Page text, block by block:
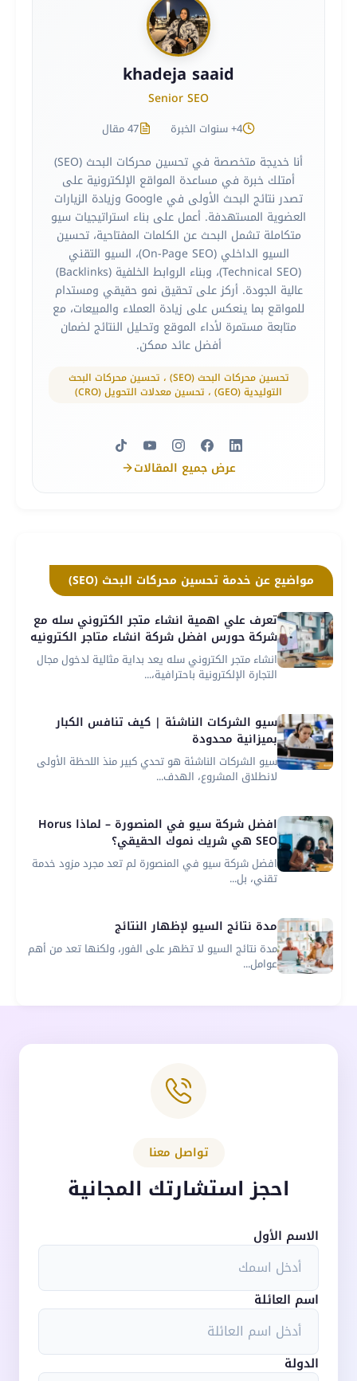
khadeja saaid
Senior SEO
4+ سنوات الخبرة 47 مقال
أنا خديجة متخصصة في تحسين محركات البحث (SEO)
أمتلك خبرة في مساعدة المواقع الإلكترونية على
تصدر نتائج البحث الأولى في Google وزيادة الزيارات
العضوية المستهدفة. أعمل على بناء استراتيجيات سيو
متكاملة تشمل البحث عن الكلمات المفتاحية، تحسين
السيو الداخلي (On-Page SEO)، السيو التقني
(Technical SEO)، وبناء الروابط الخلفية (Backlinks)
عالية الجودة. أركز على تحقيق نمو حقيقي ومستدام
للمواقع بما ينعكس على زيادة العملاء والمبيعات، مع
متابعة مستمرة لأداء الموقع وتحليل النتائج لضمان
أفضل عائد ممكن.
تحسين محركات البحث (SEO) ، تحسين محركات البحث
التوليدية (GEO) ، تحسين معدلات التحويل (CRO)
عرض جميع المقالات
مواضيع عن خدمة تحسين محركات البحث (SEO)
تعرف علي اهمية انشاء متجر الكتروني سله مع
شركة حورس افضل شركة انشاء متاجر الكترونيه
انشاء متجر الكتروني سله يعد بداية مثالية لدخول مجال
التجارة الإلكترونية باحترافية،...
سيو الشركات الناشئة | كيف تنافس الكبار
بميزانية محدودة
سيو الشركات الناشئة هو تحدي كبير منذ اللحظة الأولى
لانطلاق المشروع، الهدف...
افضل شركة سيو في المنصورة – لماذا Horus
SEO هي شريك نموك الحقيقي؟
افضل شركة سيو في المنصورة لم تعد مجرد مزود خدمة
تقني، بل...
مدة نتائج السيو لإظهار النتائج
مدة نتائج السيو لا تظهر على الفور، ولكنها تعد من أهم
عوامل...
تواصل معنا
احجز استشارتك المجانية
الاسم الأول
اسم العائلة
الدولة